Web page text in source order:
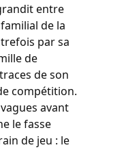
entre
de la
par sa
de
de son
compétition.
avant
le fasse
de jeu : le